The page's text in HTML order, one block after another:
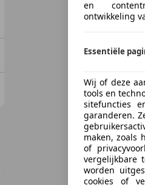
en
ontwikkeling
Essentiële
Wij of deze
tools en
sitefuncties
garanderen.
maken, zoals
of
vergelijkbare
worden
cookies of